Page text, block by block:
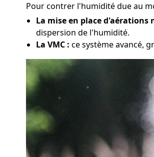
Pour contrer l'humidité due au
La mise en place d'aérations
dispersion de l'humidité.
La VMC : ce système avancé,